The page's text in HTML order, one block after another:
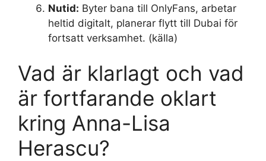
Nutid: Byter bana till OnlyFans, arbetar
heltid digitalt, planerar flytt till Dubai för
fortsatt verksamhet. (källa)
Vad är klarlagt och vad
är fortfarande oklart
kring Anna-Lisa
Herascu?